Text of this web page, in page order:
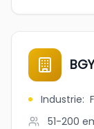
Industrie:
51-200